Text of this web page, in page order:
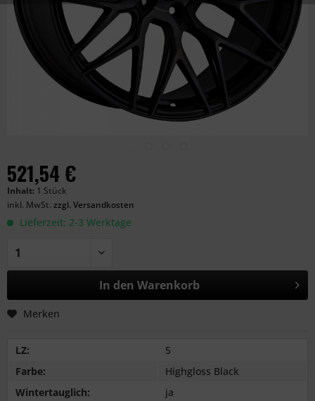
521,54 €
Inhalt: 1 Stück
inkl. MwSt. zzgl. Versandkosten
Lieferzeit: 2-3 Werktage
In den Warenkorb
Merken
LZ:
5
Farbe:
Highgloss Black
Wintertauglich:
ja